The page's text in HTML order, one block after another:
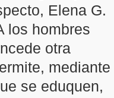
Elena G.
los hombres
otra
mediante
se eduquen,